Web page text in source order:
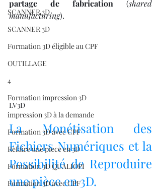
SCANNER 3D
SCANNER 3D
Formation 3D éligible au CPF
OUTILLAGE
4
Formation impression 3D
impression 3D à la demande
Formation 3D avec CPF
Refaire une piece en 3D
Formation 3D QUALIOPI
Formation 3D avec CPF
partage de fabrication (shared
manufacturing).
LV3D
La Monétisation des
Fichiers Numériques et la
Possibilité de Reproduire
une pièce en 3D.